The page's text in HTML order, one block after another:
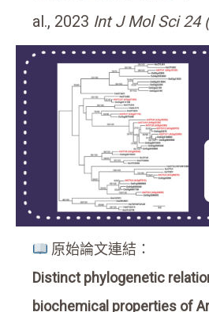
al., 2023 Int J Mol Sci 24
原始論文連結：
Distinct phylogenetic
biochemical properties of